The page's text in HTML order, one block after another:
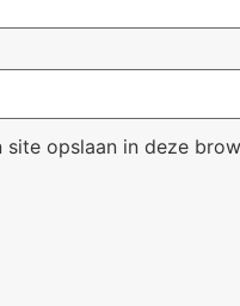
site opslaan in deze